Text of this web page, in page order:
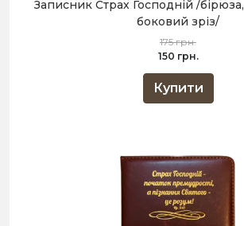
Записник Страх Господній /
боковий зріз/
175 грн.
150 грн.
Купити